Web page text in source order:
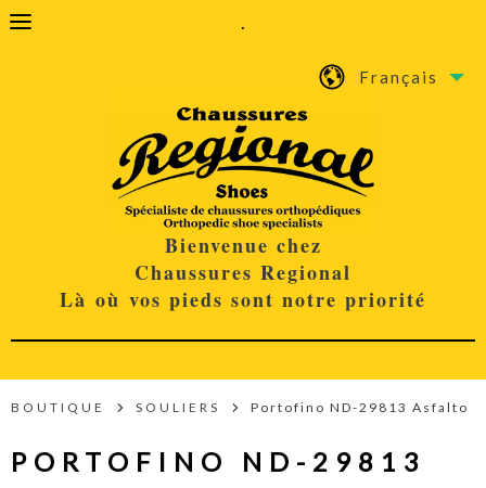
.
Français
Bienvenue chez
Chaussures Regional
Là où vos pieds sont notre priorité
BOUTIQUE SOULIERS Portofino ND-29813 Asfalto
PORTOFINO ND-29813